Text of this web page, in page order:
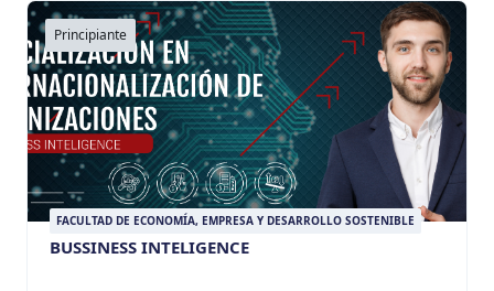
Principiante
FACULTAD DE ECONOMÍA, EMPRESA Y DESARROLLO SOSTENIBLE
BUSSINESS INTELIGENCE